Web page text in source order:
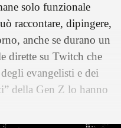
solo funzionale
raccontare, dipingere,
anche se durano un
dirette su Twitch che
evangelisti e dei
della Gen Z lo hanno